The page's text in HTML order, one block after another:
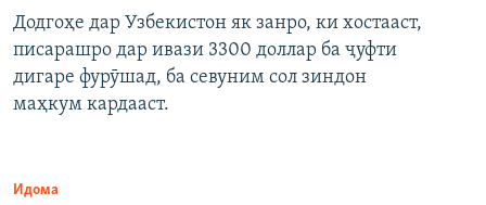
Додгоҳе дар Узбекистон як занро, ки хостааст,
писарашро дар ивази 3300 доллар ба ҷуфти
дигаре фурӯшад, ба севуним сол зиндон
маҳкум кардааст.
Идома